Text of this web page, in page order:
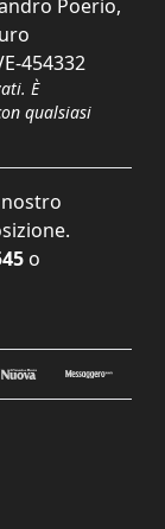
Poerio,
454332
È
qualsiasi
o